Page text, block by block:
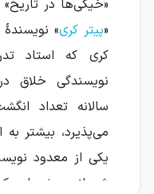
«خیکی‌ها در
«پیتر کری»
کری که استاد
نویسندگی خلاق
سالانه تعداد
می‌پذیرد، بیشتر
یکی از معدود
شده‌اند بیش از